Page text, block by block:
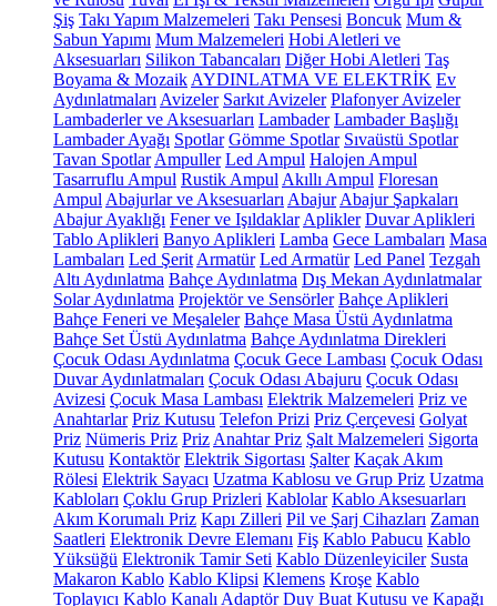
Şiş Takı Yapım Malzemeleri Takı Pensesi Boncuk Mum &
Sabun Yapımı Mum Malzemeleri Hobi Aletleri ve
Aksesuarları Silikon Tabancaları Diğer Hobi Aletleri Taş
Boyama & Mozaik AYDINLATMA VE ELEKTRİK Ev
Aydınlatmaları Avizeler Sarkıt Avizeler Plafonyer Avizeler
Lambaderler ve Aksesuarları Lambader Lambader Başlığı
Lambader Ayağı Spotlar Gömme Spotlar Sıvaüstü Spotlar
Tavan Spotlar Ampuller Led Ampul Halojen Ampul
Tasarruflu Ampul Rustik Ampul Akıllı Ampul Floresan
Ampul Abajurlar ve Aksesuarları Abajur Abajur Şapkaları
Abajur Ayaklığı Fener ve Işıldaklar Aplikler Duvar Aplikleri
Tablo Aplikleri Banyo Aplikleri Lamba Gece Lambaları Masa
Lambaları Led Şerit Armatür Led Armatür Led Panel Tezgah
Altı Aydınlatma Bahçe Aydınlatma Dış Mekan Aydınlatmalar
Solar Aydınlatma Projektör ve Sensörler Bahçe Aplikleri
Bahçe Feneri ve Meşaleler Bahçe Masa Üstü Aydınlatma
Bahçe Set Üstü Aydınlatma Bahçe Aydınlatma Direkleri
Çocuk Odası Aydınlatma Çocuk Gece Lambası Çocuk Odası
Duvar Aydınlatmaları Çocuk Odası Abajuru Çocuk Odası
Avizesi Çocuk Masa Lambası Elektrik Malzemeleri Priz ve
Anahtarlar Priz Kutusu Telefon Prizi Priz Çerçevesi Golyat
Priz Nümeris Priz Priz Anahtar Priz Şalt Malzemeleri Sigorta
Kutusu Kontaktör Elektrik Sigortası Şalter Kaçak Akım
Rölesi Elektrik Sayacı Uzatma Kablosu ve Grup Priz Uzatma
Kabloları Çoklu Grup Prizleri Kablolar Kablo Aksesuarları
Akım Korumalı Priz Kapı Zilleri Pil ve Şarj Cihazları Zaman
Saatleri Elektronik Devre Elemanı Fiş Kablo Pabucu Kablo
Yüksüğü Elektronik Tamir Seti Kablo Düzenleyiciler Susta
Makaron Kablo Kablo Klipsi Klemens Kroşe Kablo
Toplayıcı Kablo Kanalı Adaptör Duy Buat Kutusu ve Kapağı